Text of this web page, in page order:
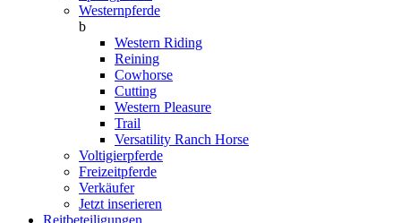
Westernpferde
b
Western Riding
Reining
Cowhorse
Cutting
Western Pleasure
Trail
Versatility Ranch Horse
Voltigierpferde
Freizeitpferde
Verkäufer
Jetzt inserieren
Reitbeteiligungen